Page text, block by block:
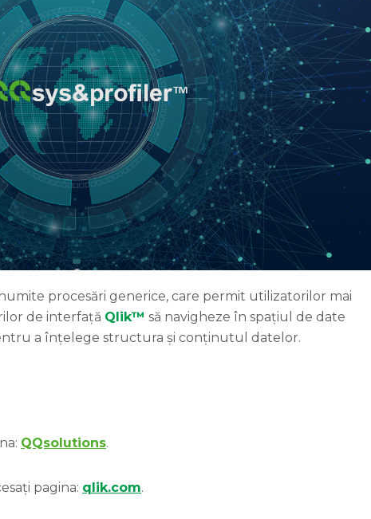
procesări generice, care permit utilizatorilor mai
de interfață Qlik™ să navigheze în spațiul de date
a înțelege structura și conținutul datelor.
QQsolutions.
pagina: qlik.com.